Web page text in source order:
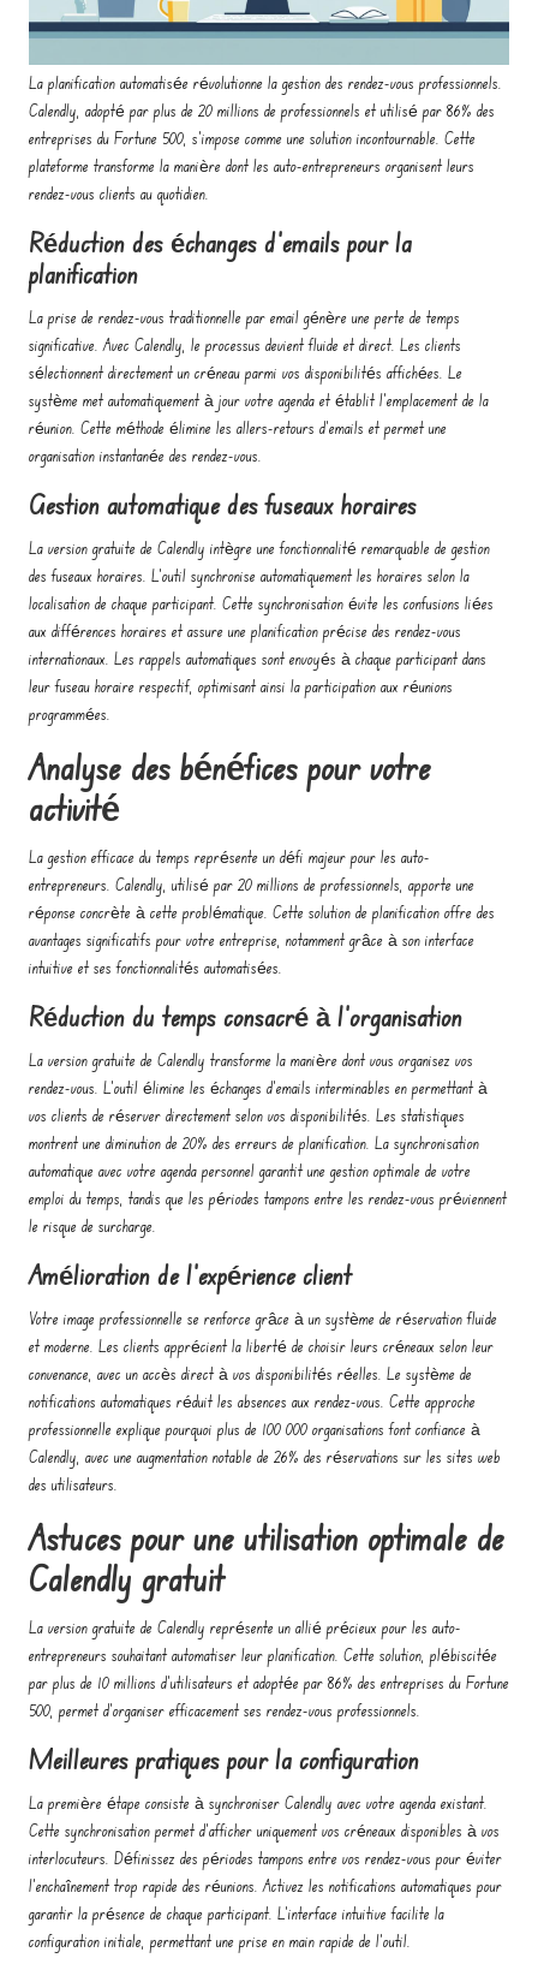
La planification automatisée révolutionne la gestion des rendez-vous professionnels.
Calendly, adopté par plus de 20 millions de professionnels et utilisé par 86% des
entreprises du Fortune 500, s'impose comme une solution incontournable. Cette
plateforme transforme la manière dont les auto-entrepreneurs organisent leurs
rendez-vous clients au quotidien.
Réduction des échanges d'emails pour la
planification
La prise de rendez-vous traditionnelle par email génère une perte de temps
significative. Avec Calendly, le processus devient fluide et direct. Les clients
sélectionnent directement un créneau parmi vos disponibilités affichées. Le
système met automatiquement à jour votre agenda et établit l'emplacement de la
réunion. Cette méthode élimine les allers-retours d'emails et permet une
organisation instantanée des rendez-vous.
Gestion automatique des fuseaux horaires
La version gratuite de Calendly intègre une fonctionnalité remarquable de gestion
des fuseaux horaires. L'outil synchronise automatiquement les horaires selon la
localisation de chaque participant. Cette synchronisation évite les confusions liées
aux différences horaires et assure une planification précise des rendez-vous
internationaux. Les rappels automatiques sont envoyés à chaque participant dans
leur fuseau horaire respectif, optimisant ainsi la participation aux réunions
programmées.
Analyse des bénéfices pour votre
activité
La gestion efficace du temps représente un défi majeur pour les auto-
entrepreneurs. Calendly, utilisé par 20 millions de professionnels, apporte une
réponse concrète à cette problématique. Cette solution de planification offre des
avantages significatifs pour votre entreprise, notamment grâce à son interface
intuitive et ses fonctionnalités automatisées.
Réduction du temps consacré à l'organisation
La version gratuite de Calendly transforme la manière dont vous organisez vos
rendez-vous. L'outil élimine les échanges d'emails interminables en permettant à
vos clients de réserver directement selon vos disponibilités. Les statistiques
montrent une diminution de 20% des erreurs de planification. La synchronisation
automatique avec votre agenda personnel garantit une gestion optimale de votre
emploi du temps, tandis que les périodes tampons entre les rendez-vous préviennent
le risque de surcharge.
Amélioration de l'expérience client
Votre image professionnelle se renforce grâce à un système de réservation fluide
et moderne. Les clients apprécient la liberté de choisir leurs créneaux selon leur
convenance, avec un accès direct à vos disponibilités réelles. Le système de
notifications automatiques réduit les absences aux rendez-vous. Cette approche
professionnelle explique pourquoi plus de 100 000 organisations font confiance à
Calendly, avec une augmentation notable de 26% des réservations sur les sites web
des utilisateurs.
Astuces pour une utilisation optimale de
Calendly gratuit
La version gratuite de Calendly représente un allié précieux pour les auto-
entrepreneurs souhaitant automatiser leur planification. Cette solution, plébiscitée
par plus de 10 millions d'utilisateurs et adoptée par 86% des entreprises du Fortune
500, permet d'organiser efficacement ses rendez-vous professionnels.
Meilleures pratiques pour la configuration
La première étape consiste à synchroniser Calendly avec votre agenda existant.
Cette synchronisation permet d'afficher uniquement vos créneaux disponibles à vos
interlocuteurs. Définissez des périodes tampons entre vos rendez-vous pour éviter
l'enchaînement trop rapide des réunions. Activez les notifications automatiques pour
garantir la présence de chaque participant. L'interface intuitive facilite la
configuration initiale, permettant une prise en main rapide de l'outil.